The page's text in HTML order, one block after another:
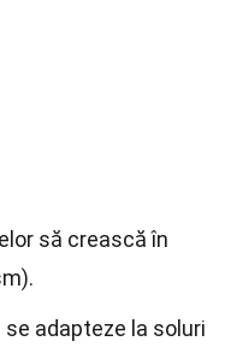
să crească în
adapteze la soluri